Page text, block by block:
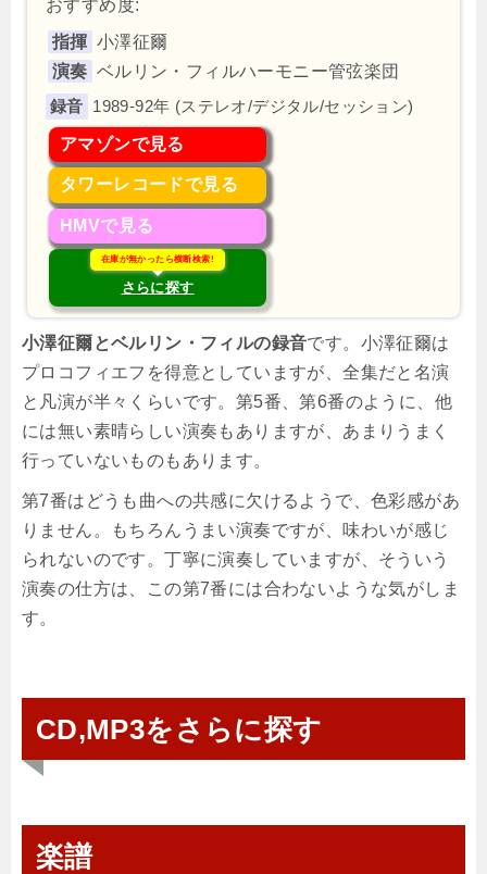
おすすめ度:
指揮 小澤征爾
演奏 ベルリン・フィルハーモニー管弦楽団
1989-92年 (ステレオ/デジタル/セッション)
アマゾンで見る
タワーレコードで見る
HMVで見る
在庫が無かったら横断検索!
さらに探す
小澤征爾とベルリン・フィルの録音です。小澤征爾は
プロコフィエフを得意としていますが、全集だと名演
と凡演が半々くらいです。第5番、第6番のように、他
には無い素晴らしい演奏もありますが、あまりうまく
行っていないものもあります。
第7番はどうも曲への共感に欠けるようで、色彩感があ
りません。もちろんうまい演奏ですが、味わいが感じ
られないのです。丁寧に演奏していますが、そういう
演奏の仕方は、この第7番には合わないような気がしま
す。
CD,MP3をさらに探す
楽譜